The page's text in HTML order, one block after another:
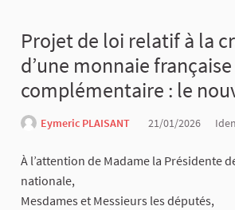
Projet de loi relatif à la
d’une monnaie française
complémentaire : le
Eymeric PLAISANT 21/01/2026
À l’attention de Madame la Présidente
nationale,
Mesdames et Messieurs les députés,